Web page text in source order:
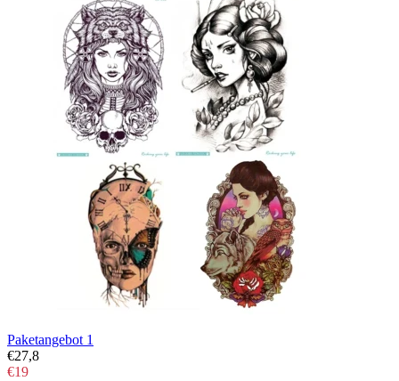
Paketangebot 1
€27,8
€19